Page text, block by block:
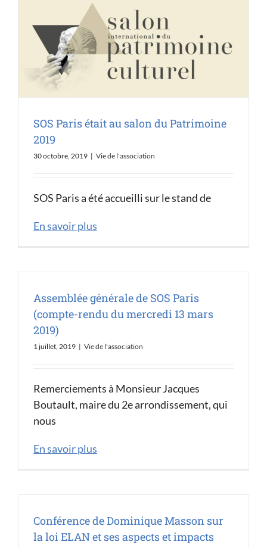
SOS Paris était au salon du Patrimoine
2019
30 octobre, 2019 | Vie de l'association
SOS Paris a été accueilli sur le stand de
En savoir plus
Assemblée générale de SOS Paris
(compte-rendu du mercredi 13 mars
2019)
1 juillet, 2019 | Vie de l'association
Remerciements à Monsieur Jacques
Boutault, maire du 2e arrondissement, qui
nous
En savoir plus
Conférence de Dominique Masson sur
la loi ELAN et ses aspects et impacts